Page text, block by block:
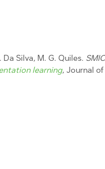
Da Silva, M. G. Quiles.
learning, Journal